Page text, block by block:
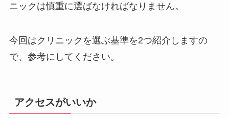
ニックは慎重に選ばなければなりません。
今回はクリニックを選ぶ基準を2つ紹介しますの
で、参考にしてください。
アクセスがいいか